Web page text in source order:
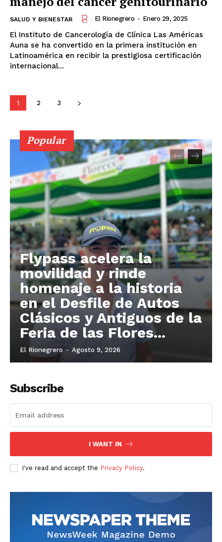
SALUD Y BIENESTAR El Rionegrero - Enero 29, 2025
El Instituto de Cancerología de Clínica Las Américas
Auna se ha convertido en la primera institución en
Latinoamérica en recibir la prestigiosa certificación
internacional...
1 2 3
Popular
Flypass acelera la
movilidad y rinde
homenaje a la historia
en el Desfile de Autos
Clásicos y Antiguos de la
Feria de las Flores...
El Rionegrero - Agosto 9, 2026
Subscribe
I WANT IN
I've read and accept the Privacy Policy.